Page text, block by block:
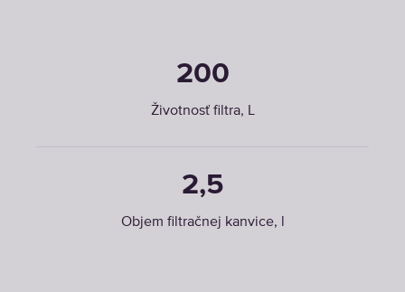
200
Životnosť filtra, L
2,5
Objem filtračnej kanvice, l